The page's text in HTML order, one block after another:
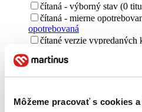
Môžeme pracovať s cookies
čítaná - výborný stav (0
čítaná - mierne
opotrebovaná
čítané verzie
cudzí jazyk (1 titul)
cudzí